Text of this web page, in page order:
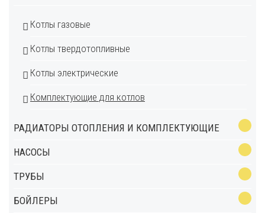
Котлы газовые
Котлы твердотопливные
Котлы электрические
Комплектующие для котлов
РАДИАТОРЫ ОТОПЛЕНИЯ И КОМПЛЕКТУЮЩИЕ
НАСОСЫ
ТРУБЫ
БОЙЛЕРЫ